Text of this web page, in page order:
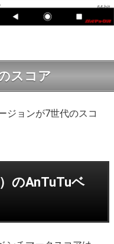
スコア
ジョンが7世代のスコ
のAnTuTuベ